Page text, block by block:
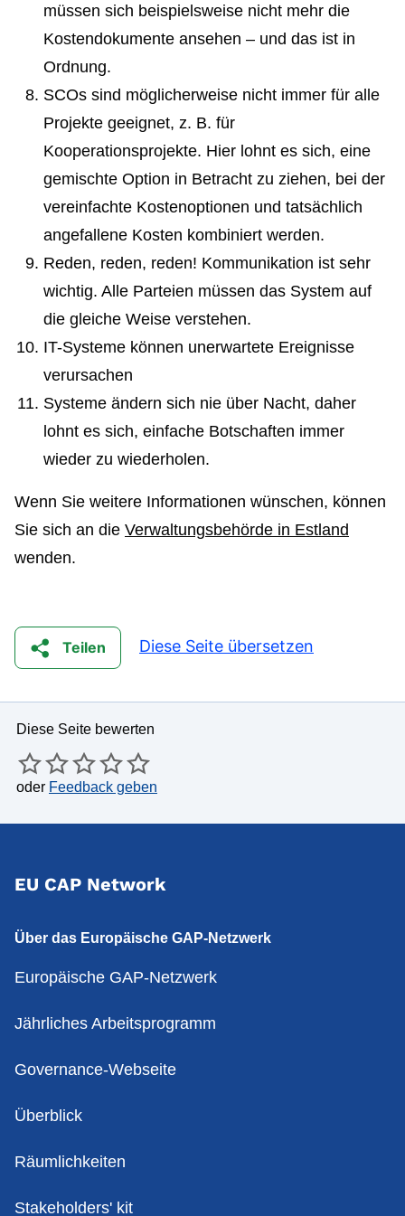
müssen sich beispielsweise nicht mehr die
Kostendokumente ansehen – und das ist in
Ordnung.
SCOs sind möglicherweise nicht immer für alle
Projekte geeignet, z. B. für
Kooperationsprojekte. Hier lohnt es sich, eine
gemischte Option in Betracht zu ziehen, bei der
vereinfachte Kostenoptionen und tatsächlich
angefallene Kosten kombiniert werden.
Reden, reden, reden! Kommunikation ist sehr
wichtig. Alle Parteien müssen das System auf
die gleiche Weise verstehen.
IT-Systeme können unerwartete Ereignisse
verursachen
Systeme ändern sich nie über Nacht, daher
lohnt es sich, einfache Botschaften immer
wieder zu wiederholen.
Wenn Sie weitere Informationen wünschen, können
Sie sich an die Verwaltungsbehörde in Estland
wenden.
Teilen Diese Seite übersetzen
Diese Seite bewerten
oder Feedback geben
EU CAP Network
Über das Europäische GAP-Netzwerk
Europäische GAP-Netzwerk
Jährliches Arbeitsprogramm
Governance-Webseite
Überblick
Räumlichkeiten
Stakeholders' kit